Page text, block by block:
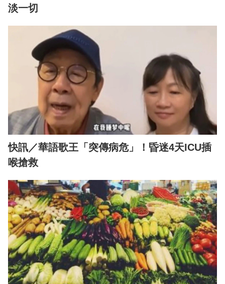
淡一切
快訊／華語歌王「突傳病危」！昏迷4天ICU插
喉搶救